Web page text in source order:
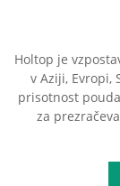
Holtop je
v Aziji, Evropi,
prisotnost
za